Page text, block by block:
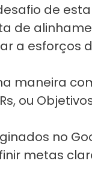
de
de
a esforços
maneira
ou
no
metas